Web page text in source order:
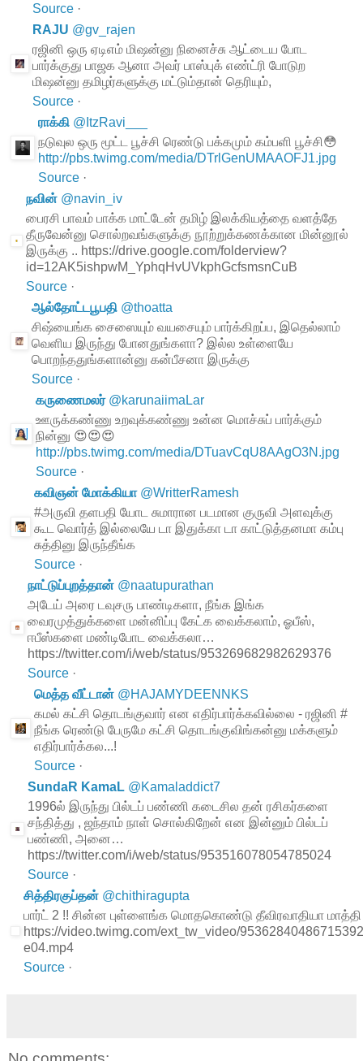
Source ·
RAJU @gv_rajen
ரஜினி ஒரு ஏடிஎம் மிஷன்னு நினைச்சு ஆட்டைய போட
பார்க்குது பாஜக ஆனா அவர் பாஸ்புக் எண்ட்ரி போடுற
மிஷன்னு தமிழர்களுக்கு மட்டும்தான் தெரியும்,
Source ·
ராக்கி @ ItzRavi___
நடுவுல ஒரு மூட்ட பூச்சி ரெண்டு பக்கமும் கம்பளி பூச்சி😳
http://pbs.twimg.com/media/DTrlGenUMAAOFJ1.jpg
Source ·
நவின் @navin_iv
பைரசி பாவம் பாக்க மாட்டேன் தமிழ் இலக்கியத்தை வளத்தே
தீருவேன்னு சொல்றவங்களுக்கு நூற்றுக்கணக்கான மின்னூல்
இருக்கு .. https://drive.google.com/folderview?
id=12AK5ishpwM_YphqHvUVkphGcfsmsnCuB
Source ·
ஆல்தோட்டபூபதி @thoatta
சிஷ்யைங்க சைஸையும் வயசையும் பார்க்கிறப்ப, இதெல்லாம்
வெளிய இருந்து போனதுங்களா? இல்ல உள்ளையே
பொறந்ததுங்களான்னு கன்பீசனா இருக்கு
Source ·
கருணைமலர் @karunaiimaLar
ஊருக்கண்ணு உறவுக்கண்ணு உன்ன மொச்சுப் பார்க்கும்
நின்னு 😍😍😍
http://pbs.twimg.com/media/DTuavCqU8AAgO3N.jpg
Source ·
கவிஞன் மோக்கியா @WritterRamesh
#அருவி தளபதி யோட சுமாரான படமான குருவி அளவுக்கு
கூட வொர்த் இல்லையே டா இதுக்கா டா காட்டுத்தனமா கம்பு
சுத்தினு இருந்தீங்க
Source ·
நாட்டுப்புறத்தான் @naatupurathan
அடேய் அரை டவுசரு பாண்டிகளா, நீங்க இங்க
வைரமுத்துக்களை மன்னிப்பு கேட்க வைக்கலாம், ஓபீஸ்,
ஈபீஸ்களை மண்டிபோட வைக்கலா…
https://twitter.com/i/web/status/953269682982629376
Source ·
மெத்த வீட்டான் @HAJAMYDEENNKS
கமல் கட்சி தொடங்குவார் என எதிர்பார்க்கவில்லை - ரஜினி #
நீங்க ரெண்டு பேருமே கட்சி தொடங்குவிங்கன்னு மக்களும்
எதிர்பார்க்கல...!
Source ·
SundaR KamaL @Kamaladdict7
1996ல் இருந்து பில்டப் பண்ணி கடைசில தன் ரசிகர்களை
சந்தித்து , ஜந்தாம் நாள் சொல்கிறேன் என இன்னும் பில்டப்
பண்ணி, அனை…
https://twitter.com/i/web/status/953516078054785024
Source ·
சித்திரகுப்தன் @chithiragupta
பார்ட் 2 !! சின்ன புள்ளைங்க மொதகொண்டு தீவிரவாதியா மாத்தி
https://video.twimg.com/ext_tw_video/
e04.mp4
Source ·